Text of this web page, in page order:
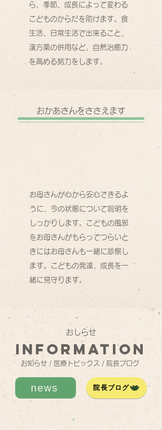
ら、季節、成長によって変わる
こどものからだを助けます。食
生活、日常生活で出来ること、
漢方薬の併用など、自然治癒力
を高める努力をします。
おかあさんをささえます
お母さんが心から安心できるよ
うに、今の状態について説明を
しっかりします。こどもの風邪
をお母さんがもらってつらいと
きにはお母さんも一緒に診察し
ます。こどもの発達、成長を一
緒に見守ります。
おしらせ
information
お知らせ/ 医療トピックス / 院長ブログ
news 院長ブログ